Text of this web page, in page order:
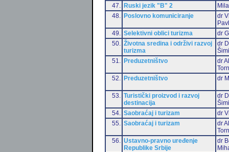
47. Ruski jezik "B" 2
48.
Poslovno komuniciranje
dr
49.
Selektivni oblici turizma
dr
50.
Životna sredina i održivi razvoj
turizma
dr
51.
Preduzetništvo
dr
52.
Preduzetništvo dr
53.
Turistički proizvod i razvoj
destinacija
dr
54.
Saobraćaj i turizam
dr
55.
Saobraćaj i turizam
dr
56.
Ustavno-pravno uređenje
Republike Srbije
dr